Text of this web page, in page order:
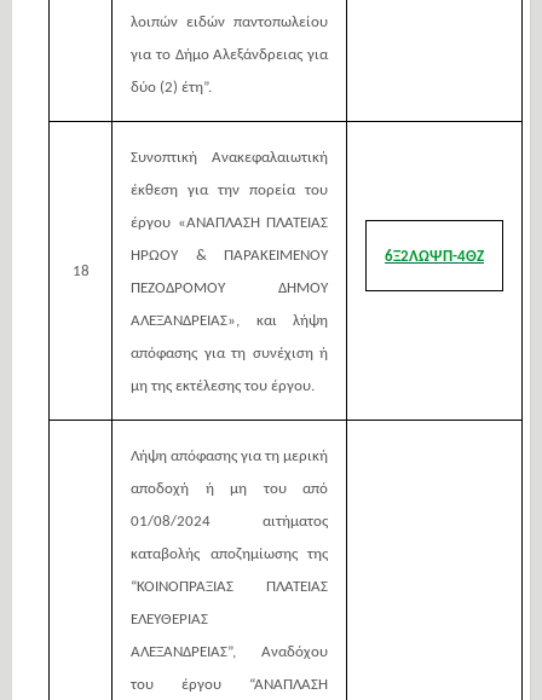
λοιπών ειδών παντοπωλείου
για το Δήμο Αλεξάνδρειας για
δύο (2) έτη”.
18
Συνοπτική Ανακεφαλαιωτική
έκθεση για την πορεία του
έργου «ΑΝΑΠΛΑΣΗ ΠΛΑΤΕΙΑΣ
ΗΡΩΟΥ & ΠΑΡΑΚΕΙΜΕΝΟΥ
ΠΕΖΟΔΡΟΜΟΥ ΔΗΜΟΥ
ΑΛΕΞΑΝΔΡΕΙΑΣ», και λήψη
απόφασης για τη συνέχιση ή
μη της εκτέλεσης του έργου.
6Ξ2ΛΩΨΠ-4ΘΖ
Λήψη απόφασης για τη μερική
αποδοχή ή μη του από
01/08/2024 αιτήματος
καταβολής αποζημίωσης της
“ΚΟΙΝΟΠΡΑΞΙΑΣ ΠΛΑΤΕΙΑΣ
ΕΛΕΥΘΕΡΙΑΣ
ΑΛΕΞΑΝΔΡΕΙΑΣ”, Αναδόχου
του έργου “ΑΝΑΠΛΑΣΗ